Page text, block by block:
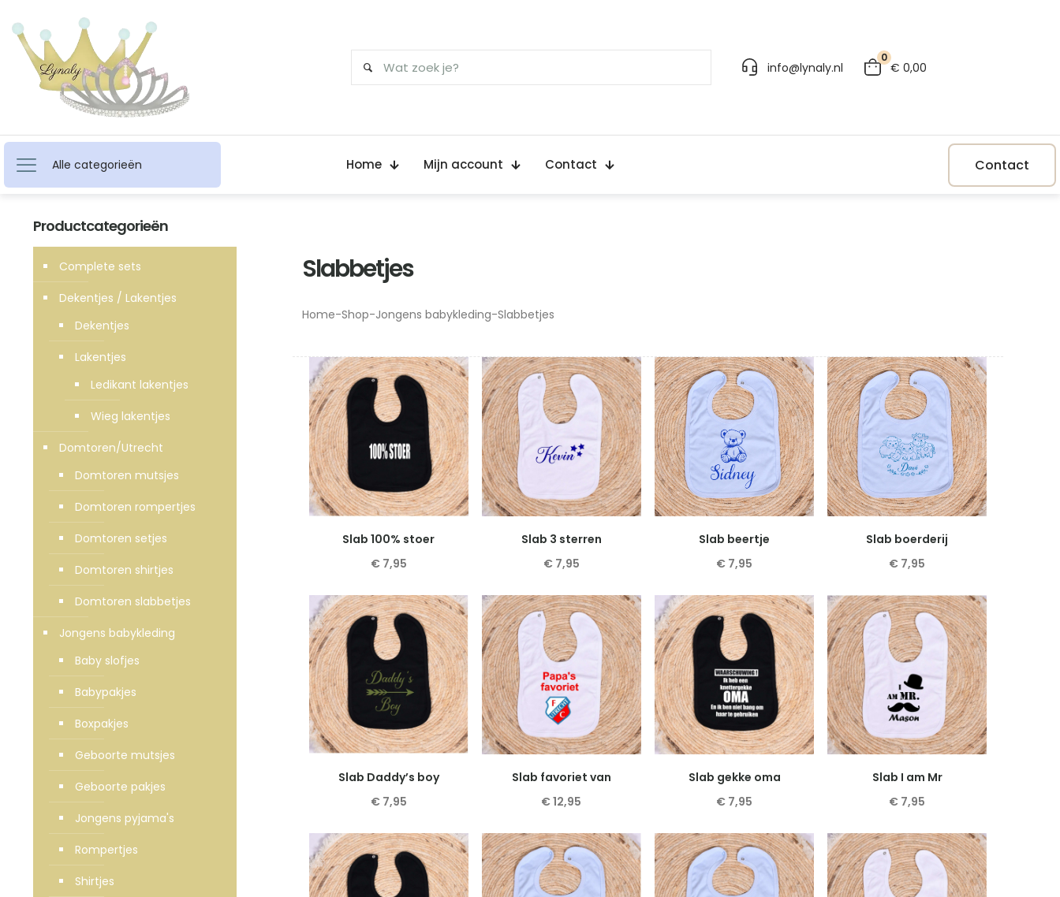
info@lynaly.nl
0
€ 0,00
Alle categorieën Home Mijn account Contact Contact
Slabbetjes
Home-Shop-Jongens babykleding-Slabbetjes
Slab 100% stoer
€7,95
product
heeft
meerdere
variaties.
Deze
optie
kan
gekozen
worden
op
productpagina
Slab 3 sterren
€7,95
product
heeft
meerdere
variaties.
Deze
optie
gekozen
worden
op
productpagina
Slab beertje
€ 7,95
product
heeft
meerdere
variaties.
Deze
optie
kan
gekozen
worden
op
productpagina
Slab boerderij
€ 7,95
product
heeft
meerdere
variaties.
Deze
optie
gekozen
worden
op
productpagina
Slab Daddy’s boy
€7,95
product
heeft
meerdere
Slab favoriet van
€12,95
product
heeft
meerdere
Slab gekke oma
€ 7,95
product
heeft
meerdere
Slab I am Mr
€ 7,95
product
heeft
meerdere
Productcategorieën
Complete sets
Dekentjes / Lakentjes
Dekentjes
Lakentjes
Ledikant lakentjes
Wieg lakentjes
Domtoren/Utrecht
Domtoren mutsjes
Domtoren rompertjes
Domtoren setjes
Domtoren shirtjes
Domtoren slabbetjes
Jongens babykleding
Baby slofjes
Babypakjes
Boxpakjes
Geboorte mutsjes
Geboorte pakjes
Jongens pyjama's
Rompertjes
Shirtjes